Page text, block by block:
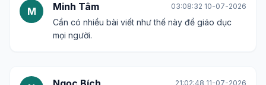
M Minh Tâm 03:08:32 10-07-2026
Cần có nhiều bài viết như thế này để giáo dục
mọi người.
21:02:48 11-07-2026